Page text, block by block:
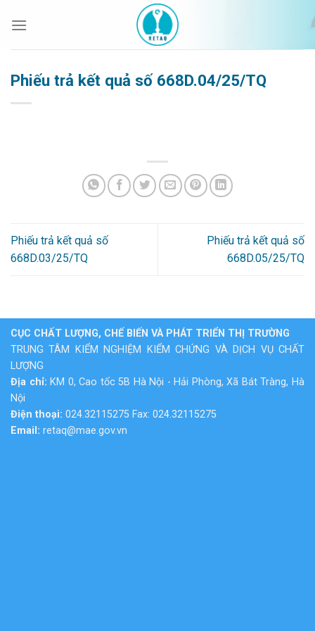
qua
Phiếu trả kết quả số 668D.04/25/TQ
Phiếu trả kết quả số
668D.03/25/TQ
Phiếu trả kết quả số
668D.05/25/TQ
CỤC CHẤT LƯỢNG, CHẾ BIẾN VÀ PHÁT TRIỂN THỊ TRƯỜNG
TRUNG TÂM KIỂM NGHIỆM KIỂM CHỨNG VÀ DỊCH VỤ CHẤT
LƯỢNG
Địa chỉ: KM 0, Cao tốc 5B Hà Nội - Hải Phòng, Xã Bát Tràng, Hà
Nội
Điện thoại: 024.32115275 Fax: 024.32115275
Email: retaq@mae.gov.vn